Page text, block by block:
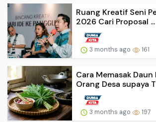
Ruang Kreatif Seni
2026 Cari Proposal ...
3 months ago 161
Cara Memasak Daun
Orang Desa supaya
3 months ago 197